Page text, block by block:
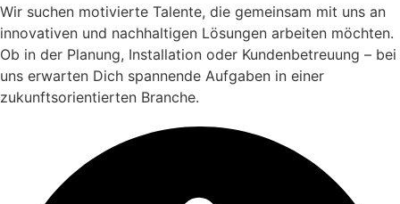
Wir suchen motivierte Talente, die gemeinsam mit uns an
innovativen und nachhaltigen Lösungen arbeiten möchten.
Ob in der Planung, Installation oder Kundenbetreuung – bei
uns erwarten Dich spannende Aufgaben in einer
zukunftsorientierten Branche.